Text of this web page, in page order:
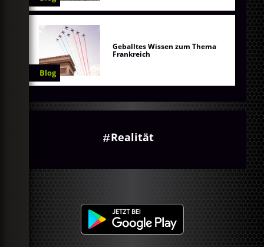
Blog
Geballtes Wissen zum Thema
Frankreich
Realität